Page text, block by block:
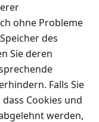
ohne Probleme
des
Sie deren
Falls Sie
Cookies und
werden,